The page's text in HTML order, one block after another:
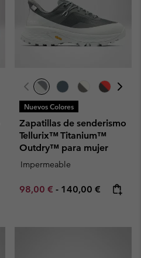
Nuevos Colores
Zapatillas de senderismo
Tellurix™ Titanium™
Outdry™ para mujer
Impermeable
Minimum sale price:
98,00 € - Maximum price:
140,00 €